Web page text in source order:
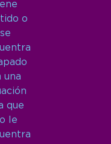
o
se
una
que
le